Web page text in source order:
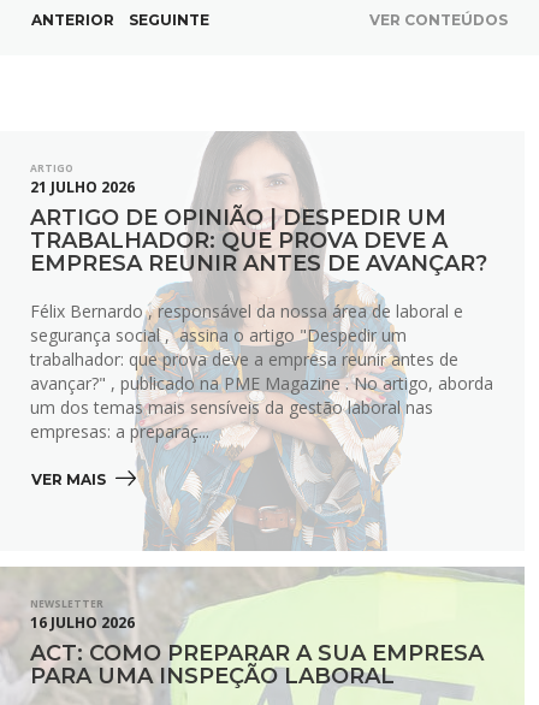
ANTERIOR SEGUINTE VER CONTEÚDOS
ARTIGO
21 JULHO 2026
ARTIGO DE OPINIÃO | DESPEDIR UM
TRABALHADOR: QUE PROVA DEVE A
EMPRESA REUNIR ANTES DE AVANÇAR?
Félix Bernardo , responsável da nossa área de laboral e
segurança social , assina o artigo "Despedir um
trabalhador: que prova deve a empresa reunir antes de
avançar?" , publicado na PME Magazine . No artigo, aborda
um dos temas mais sensíveis da gestão laboral nas
empresas: a preparaç...
VER MAIS
NEWSLETTER
16 JULHO 2026
ACT: COMO PREPARAR A SUA EMPRESA
PARA UMA INSPEÇÃO LABORAL